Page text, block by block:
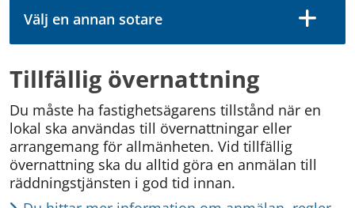
Välj en annan sotare
Tillfällig övernattning
Du måste ha fastighetsägarens tillstånd när en
lokal ska användas till övernattningar eller
arrangemang för allmänheten. Vid tillfällig
övernattning ska du alltid göra en anmälan till
räddnings­tjänsten i god tid innan.